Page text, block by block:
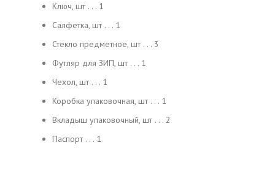
Ключ, шт . . . 1
Салфетка, шт . . . 1
Стекло предметное, шт . . . 3
Футляр для ЗИП, шт . . . 1
Чехол, шт . . . 1
Коробка упаковочная, шт . . . 1
Вкладыш упаковочный, шт . . . 2
Паспорт . . . 1